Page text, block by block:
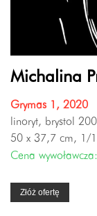
Michalina
Grymas 1, 2020
linoryt, brystol
50 x 37,7 cm, 1/
Cena wywoławcza:
Złóż ofertę